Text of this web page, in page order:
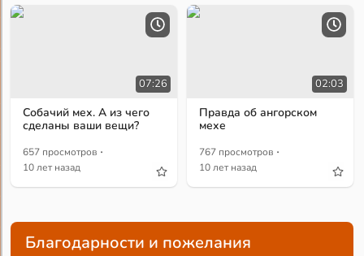
07:26
Собачий мех. А из чего
сделаны ваши вещи?
657 просмотров ·
10 лет назад
02:03
Правда об ангорском
мехе
767 просмотров ·
10 лет назад
Благодарности и пожелания